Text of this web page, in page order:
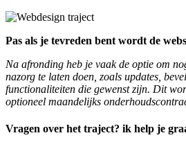
Pas als je tevreden bent wordt de
Na afronding heb je vaak de optie om
nazorg te laten doen, zoals updates,
functionaliteiten die gewenst zijn. Dit
optioneel maandelijks
Vragen over het traject? ik help je